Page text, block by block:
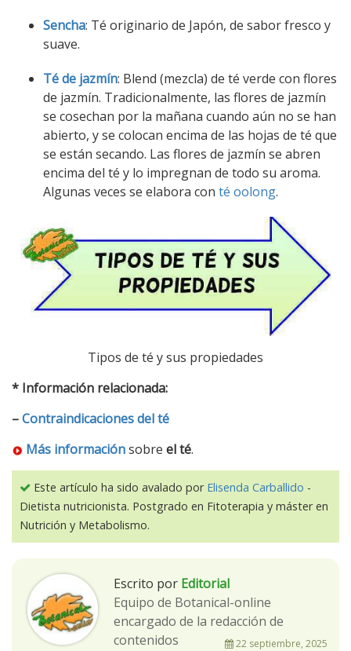
Sencha: Té originario de Japón, de sabor fresco y
suave.
Té de jazmín: Blend (mezcla) de té verde con flores
de jazmín. Tradicionalmente, las flores de jazmín
se cosechan por la mañana cuando aún no se han
abierto, y se colocan encima de las hojas de té que
se están secando. Las flores de jazmín se abren
encima del té y lo impregnan de todo su aroma.
Algunas veces se elabora con té oolong.
Tipos de té y sus propiedades
* Información relacionada:
–Contraindicaciones del té
Más informaciónsobre el té.
Este artículo ha sido avalado por Elisenda Carballido -
Dietista nutricionista. Postgrado en Fitoterapia y máster en
Nutrición y Metabolismo.
Escrito por Editorial
Equipo de Botanical-online
encargado de la redacción de
contenidos
22 septiembre, 2025